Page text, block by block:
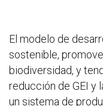
El modelo de
sostenible,
biodiversidad, y
reducción de GEI y
un sistema de